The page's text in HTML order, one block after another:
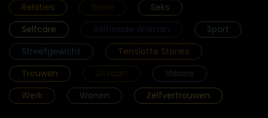
Relaties
Rouw
Seks
Selfcare
Selfmade Woman
Sport
Streefgewicht
Tenslotte Stories
Trouwen
Uitvaart
Visions
Werk
Wonen Zelfvertrouwen